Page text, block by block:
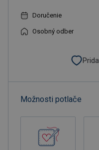
Doručenie
Osobný odber
Možnosti potlače